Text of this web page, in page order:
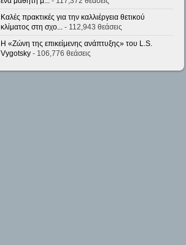
Καλές πρακτικές για την καλλιέργεια θετικού
κλίματος στη σχο...- 112,943 θεάσεις
Η «Ζώνη της επικείμενης ανάπτυξης» του L.S.
Vygotsky- 106,776 θεάσεις